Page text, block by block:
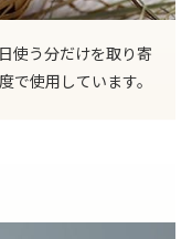
使う分だけを取り寄
で使用しています。